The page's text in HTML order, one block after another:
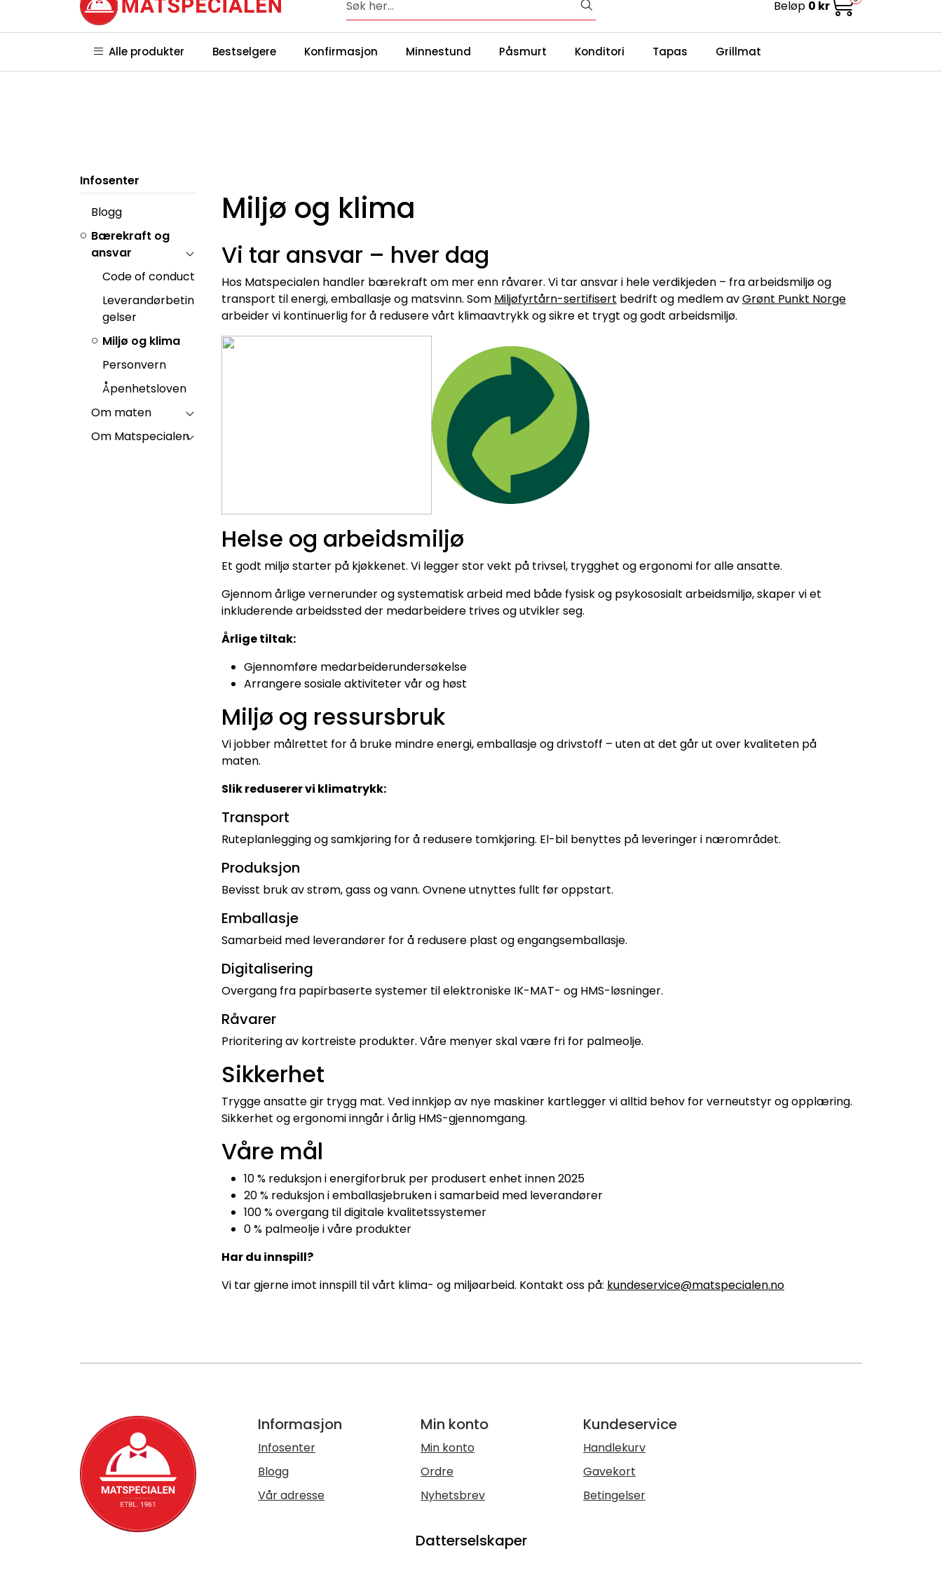
Skip to main content
Over 65 års erfaring med catering i Oslo og omegn
betingelser
Infosenter Favoritter
Beløp 0 kr
Alle produkter Bestselgere Konfirmasjon Minnestund Påsmurt Konditori Tapas Grillmat
Infosenter
Blogg
Bærekraft og
ansvar
Code of conduct
Leverandørbetin
gelser
Miljø og klima
Personvern
Åpenhetsloven
Om maten
Om Matspecialen
Miljø og klima
Vi tar ansvar – hver dag
Hos Matspecialen handler bærekraft om mer enn råvarer. Vi tar ansvar i hele verdikjeden – fra arbeidsmiljø og
transport til energi, emballasje og matsvinn. Som Miljøfyrtårn-sertifisert bedrift og medlem avGrønt Punkt Norge
arbeider vi kontinuerlig for å redusere vårt klimaavtrykk og sikre et trygt og godt arbeidsmiljø.
Helse og arbeidsmiljø
Et godt miljø starter på kjøkkenet. Vi legger stor vekt på trivsel, trygghet og ergonomi for alle ansatte.
Gjennom årlige vernerunder og systematisk arbeid med både fysisk og psykososialt arbeidsmiljø, skaper vi et
inkluderende arbeidssted der medarbeidere trives og utvikler seg.
Årlige tiltak:
Gjennomføre medarbeiderundersøkelse
Arrangere sosiale aktiviteter vår og høst
Miljø og ressursbruk
Vi jobber målrettet for å bruke mindre energi, emballasje og drivstoff – uten at det går ut over kvaliteten på
maten.
Slik reduserer vi klimatrykk:
Transport
Ruteplanlegging og samkjøring for å redusere tomkjøring. El-bil benyttes på leveringer i nærområdet.
Produksjon
Bevisst bruk av strøm, gass og vann. Ovnene utnyttes fullt før oppstart.
Emballasje
Samarbeid med leverandører for å redusere plast og engangsemballasje.
Digitalisering
Overgang fra papirbaserte systemer til elektroniske IK-MAT- og HMS-løsninger.
Råvarer
Prioritering av kortreiste produkter. Våre menyer skal være fri for palmeolje.
Sikkerhet
Trygge ansatte gir trygg mat. Ved innkjøp av nye maskiner kartlegger vi alltid behov for verneutstyr og opplæring.
Sikkerhet og ergonomi inngår i årlig HMS-gjennomgang.
Våre mål
10 % reduksjon i energiforbruk per produsert enhet innen 2025
20 % reduksjon i emballasjebruken i samarbeid med leverandører
100 % overgang til digitale kvalitetssystemer
0 % palmeolje i våre produkter
Har du innspill?
Vi tar gjerne imot innspill til vårt klima- og miljøarbeid. Kontakt oss på: kundeservice@matspecialen.no
Informasjon
Infosenter
Blogg
Vår adresse
Min konto
Min konto
Ordre
Nyhetsbrev
Kundeservice
Handlekurv
Gavekort
Betingelser
Datterselskaper